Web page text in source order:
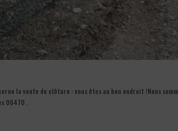
la vente de clôture : vous êtes au bon endroit !Nous
06470 .